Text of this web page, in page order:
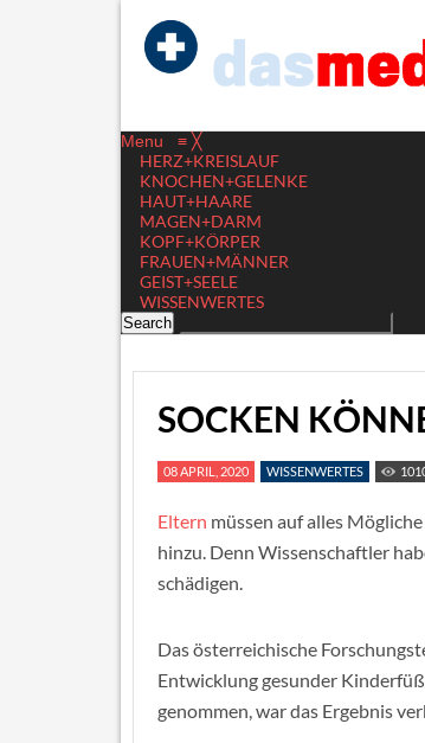
Menu ≡ ╳
HERZ+KREISLAUF
KNOCHEN+GELENKE
HAUT+HAARE
MAGEN+DARM
KOPF+KÖRPER
FRAUEN+MÄNNER
GEIST+SEELE
WISSENWERTES
SOCKEN
08 APRIL, 2020 WISSENWERTES
Eltern müssen auf alles
hinzu. Denn Wissenschaftler
schädigen.
Das österreichische
Entwicklung gesunder
genommen, war das Ergebnis